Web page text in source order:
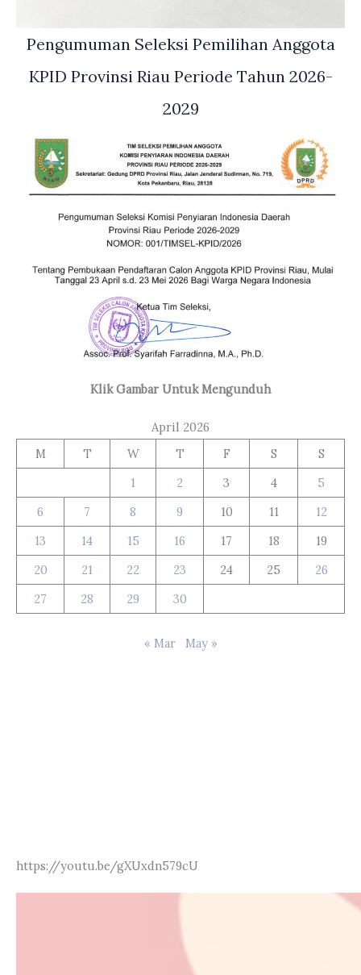
Pengumuman Seleksi Pemilihan Anggota
KPID Provinsi Riau Periode Tahun 2026-
2029
Klik Gambar Untuk Mengunduh
April 2026
M
T W T F S
S
1
2 3 4
5
6
7 8 9 10 11
12
13
14 15 16 17 18
19
20
21 22 23 24 25
26
27
28 29 30
« Mar May »
https://youtu.be/gXUxdn579cU